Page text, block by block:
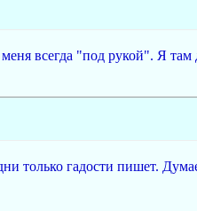
всегда "под рукой". Я там
только гадости пишет.